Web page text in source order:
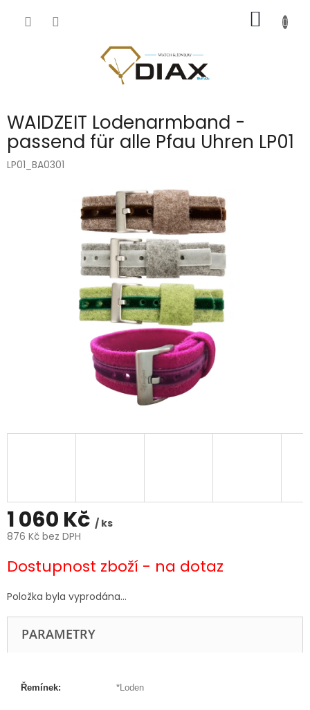
KOŠÍK
WAIDZEIT Lodenarmband -
passend für alle Pfau Uhren LP01
LP01_BA0301
1 060 Kč / ks
876 Kč bez DPH
cena:
Dostupnost zboží - na dotaz
Položka byla vyprodána…
PARAMETRY
Řemínek: *Loden